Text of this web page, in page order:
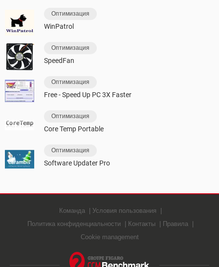
Оптимизация
WinPatrol
Оптимизация
SpeedFan
Оптимизация
Free - Speed Up PC 3X Faster
Оптимизация
Core Temp Portable
Оптимизация
Software Updater Pro
Команда
Условия пользования
Политика конфиденциальности
Контакты
Правила
Cookie management